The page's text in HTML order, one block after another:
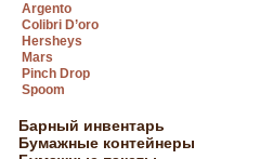
Argento
Colibri D’oro
Hersheys
Mars
Pinch Drop
Spoom
Барный инвентарь
Бумажные контейнеры